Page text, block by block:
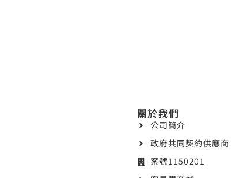
關於我們
公司簡介
政府共同契約供應商
案號1150201